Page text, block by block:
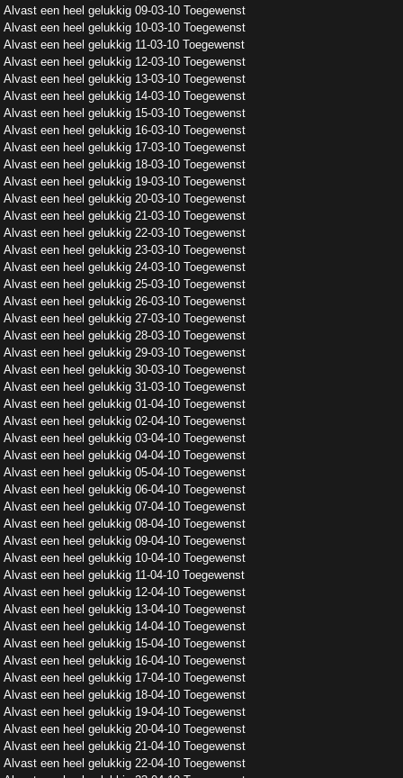
Alvast een heel gelukkig 09-03-10 Toegewenst
Alvast een heel gelukkig 10-03-10 Toegewenst
Alvast een heel gelukkig 11-03-10 Toegewenst
Alvast een heel gelukkig 12-03-10 Toegewenst
Alvast een heel gelukkig 13-03-10 Toegewenst
Alvast een heel gelukkig 14-03-10 Toegewenst
Alvast een heel gelukkig 15-03-10 Toegewenst
Alvast een heel gelukkig 16-03-10 Toegewenst
Alvast een heel gelukkig 17-03-10 Toegewenst
Alvast een heel gelukkig 18-03-10 Toegewenst
Alvast een heel gelukkig 19-03-10 Toegewenst
Alvast een heel gelukkig 20-03-10 Toegewenst
Alvast een heel gelukkig 21-03-10 Toegewenst
Alvast een heel gelukkig 22-03-10 Toegewenst
Alvast een heel gelukkig 23-03-10 Toegewenst
Alvast een heel gelukkig 24-03-10 Toegewenst
Alvast een heel gelukkig 25-03-10 Toegewenst
Alvast een heel gelukkig 26-03-10 Toegewenst
Alvast een heel gelukkig 27-03-10 Toegewenst
Alvast een heel gelukkig 28-03-10 Toegewenst
Alvast een heel gelukkig 29-03-10 Toegewenst
Alvast een heel gelukkig 30-03-10 Toegewenst
Alvast een heel gelukkig 31-03-10 Toegewenst
Alvast een heel gelukkig 01-04-10 Toegewenst
Alvast een heel gelukkig 02-04-10 Toegewenst
Alvast een heel gelukkig 03-04-10 Toegewenst
Alvast een heel gelukkig 04-04-10 Toegewenst
Alvast een heel gelukkig 05-04-10 Toegewenst
Alvast een heel gelukkig 06-04-10 Toegewenst
Alvast een heel gelukkig 07-04-10 Toegewenst
Alvast een heel gelukkig 08-04-10 Toegewenst
Alvast een heel gelukkig 09-04-10 Toegewenst
Alvast een heel gelukkig 10-04-10 Toegewenst
Alvast een heel gelukkig 11-04-10 Toegewenst
Alvast een heel gelukkig 12-04-10 Toegewenst
Alvast een heel gelukkig 13-04-10 Toegewenst
Alvast een heel gelukkig 14-04-10 Toegewenst
Alvast een heel gelukkig 15-04-10 Toegewenst
Alvast een heel gelukkig 16-04-10 Toegewenst
Alvast een heel gelukkig 17-04-10 Toegewenst
Alvast een heel gelukkig 18-04-10 Toegewenst
Alvast een heel gelukkig 19-04-10 Toegewenst
Alvast een heel gelukkig 20-04-10 Toegewenst
Alvast een heel gelukkig 21-04-10 Toegewenst
Alvast een heel gelukkig 22-04-10 Toegewenst